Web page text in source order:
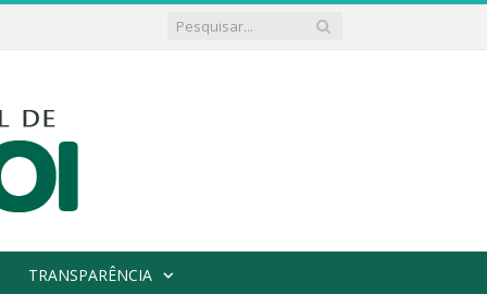
TRANSPARÊNCIA